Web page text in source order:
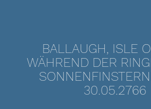
BALLAUGH, ISLE
WÄHREND DER
30.05.2766